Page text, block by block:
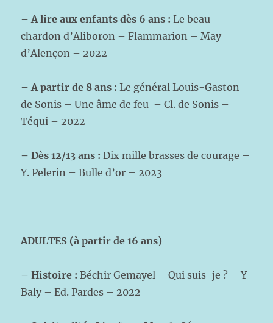
– A lire aux enfants dès 6 ans :Le beau
chardon d’Aliboron – Flammarion – May
d’Alençon – 2022
–A partir de 8 ans :Le général Louis-Gaston
de Sonis – Une âme de feu – Cl. de Sonis –
Téqui – 2022
– Dès 12/13 ans : Dix mille brasses de courage –
Y. Pelerin – Bulle d’or – 2023
ADULTES (à partir de 16 ans)
– Histoire :Béchir Gemayel – Qui suis-je ? – Y
Baly – Ed. Pardes – 2022